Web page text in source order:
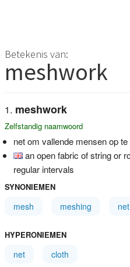
Betekenis van:
meshwork
meshwork
Zelfstandig naamwoord
net om vallende mensen op
an open fabric of string or
regular intervals
SYNONIEMEN
mesh meshing net
HYPERONIEMEN
net cloth